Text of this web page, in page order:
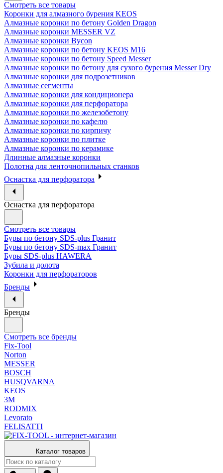
Смотреть все товары
Коронки для алмазного бурения KEOS
Алмазные коронки по бетону Golden Dragon
Алмазные коронки MESSER VZ
Алмазные коронки Bycon
Алмазные коронки по бетону KEOS M16
Алмазные коронки по бетону Speed Messer
Алмазные коронки по бетону для сухого бурения Messer Dry
Алмазные коронки для подрозетников
Алмазные сегменты
Алмазные коронки для кондиционера
Алмазные коронки для перфоратора
Алмазные коронки по железобетону
Алмазные коронки по кафелю
Алмазные коронки по кирпичу
Алмазные коронки по плитке
Алмазные коронки по керамике
Длинные алмазные коронки
Полотна для ленточнопильных станков
Оснастка для перфоратора
Оснастка для перфоратора
Смотреть все товары
Буры по бетону SDS-plus Гранит
Буры по бетону SDS-max Гранит
Буры SDS-plus HAWERA
Зубила и долота
Коронки для перфораторов
Бренды
Бренды
Смотреть все бренды
Fix-Tool
Norton
MESSER
BOSCH
HUSQVARNA
KEOS
3М
RODMIX
Levorato
FELISATTI
Каталог товаров